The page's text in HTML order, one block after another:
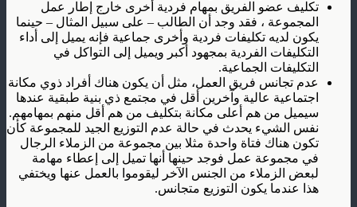
تكليف عضو الفريق بمهام فردية أخرى خارج إطار عمل
المجموعة ، فقد وجد أن الطالب – على سبيل المثال – حينما
يكون لديه تكليفات فردية وأخرى جماعية فإنه يميل إلى أداء
التكليفات الفردية بمجهود أكبر ويميل إلى التواكل في
التكليفات الجماعية.
عدم تجانس فريق العمل، مثل أن يكون هناك أفراد ذوي مكانة
اجتماعية عالية وآخرين أقل في مجتمع ذي بنية طبقية عندها
سيميل من هم أعلى مكانة بتكليف من هم أقل منهم بمهامهم.
نفس الشيء يحدث في حالة عدم التوزيع الجيد للمجموعة كأن
تكون هناك فتاة واحدة مثلا بين مجموعة من الزملاء الرجال
في مجموعة عمل فوجد حينها أنها تميل إلى إعطاء مهامة
لبعض الزملاء من الجنس الآخر ليقوموا بالعمل عنها ويختفي
هذا عندما يكون التوزيع متجانس.